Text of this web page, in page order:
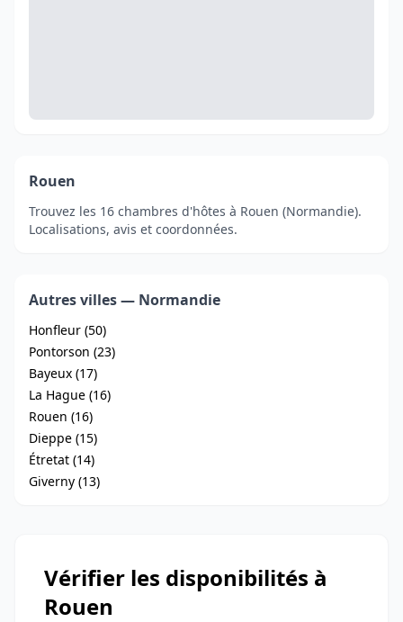
Rouen
Trouvez les 16 chambres d'hôtes à Rouen (Normandie).
Localisations, avis et coordonnées.
Autres villes — Normandie
Honfleur (50)
Pontorson (23)
Bayeux (17)
La Hague (16)
Rouen (16)
Dieppe (15)
Étretat (14)
Giverny (13)
Vérifier les disponibilités à
Rouen